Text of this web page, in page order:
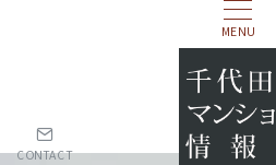
MENU
CONTACT